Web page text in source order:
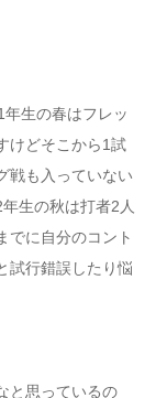
生の春はフレッ
けどそこから1試
戦も入っていない
生の秋は打者2人
でに自分のコント
試行錯誤したり悩
と思っているの